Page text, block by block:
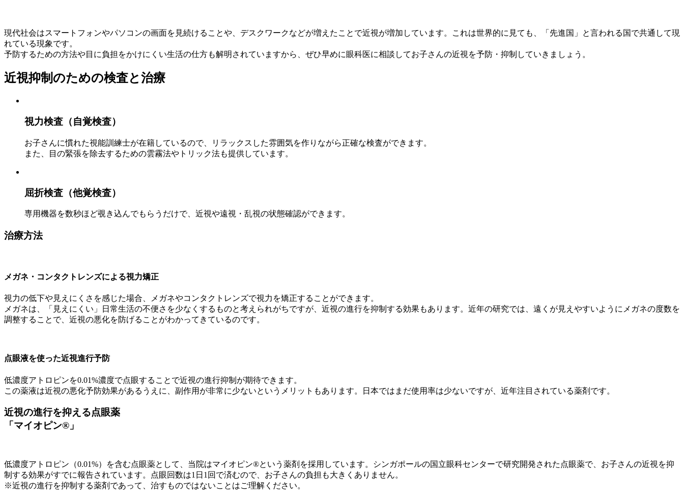
現代社会はスマートフォンやパソコンの画面を見続けることや、デスクワークなどが増えたことで近視が増加しています。これは世界的に見ても、「先進国」と言われる国で共通して現
れている現象です。
予防するための方法や目に負担をかけにくい生活の仕方も解明されていますから、ぜひ早めに眼科医に相談してお子さんの近視を予防・抑制していきましょう。
近視抑制のための検査と治療
視力検査（自覚検査）
お子さんに慣れた視能訓練士が在籍しているので、リラックスした雰囲気を作りながら正確な検査ができます。
また、目の緊張を除去するための雲霧法やトリック法も提供しています。
屈折検査（他覚検査）
専用機器を数秒ほど覗き込んでもらうだけで、近視や遠視・乱視の状態確認ができます。
治療方法
メガネ・コンタクトレンズによる視力矯正
視力の低下や見えにくさを感じた場合、メガネやコンタクトレンズで視力を矯正することができます。
メガネは、「見えにくい」日常生活の不便さを少なくするものと考えられがちですが、近視の進行を抑制する効果もあります。近年の研究では、遠くが見えやすいようにメガネの度数を
調整することで、近視の悪化を防げることがわかってきているのです。
点眼液を使った近視進行予防
低濃度アトロピンを0.01%濃度で点眼することで近視の進行抑制が期待できます。
この薬液は近視の悪化予防効果があるうえに、副作用が非常に少ないというメリットもあります。日本ではまだ使用率は少ないですが、近年注目されている薬剤です。
近視の進行を抑える点眼薬
「マイオピン®」
低濃度アトロピン（0.01%）を含む点眼薬として、当院はマイオピン®という薬剤を採用しています。シンガポールの国立眼科センターで研究開発された点眼薬で、お子さんの近視を抑
制する効果がすでに報告されています。点眼回数は1日1回で済むので、お子さんの負担も大きくありません。
※近視の進行を抑制する薬剤であって、治すものではないことはご理解ください。